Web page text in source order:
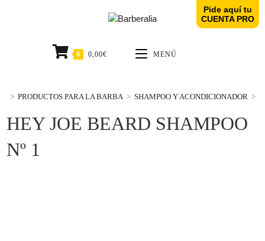
0 0,00€ MENÚ
HEY JOE BEARD SHAMPOO
Nº 1
> PRODUCTOS PARA LA BARBA > SHAMPOO Y ACONDICIONADOR >
Pide aquí tu
CUENTA PRO